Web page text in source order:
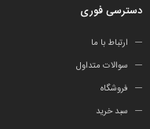
دسترسی فوری
ارتباط با ما
سوالات متداول
فروشگاه
سبد خرید